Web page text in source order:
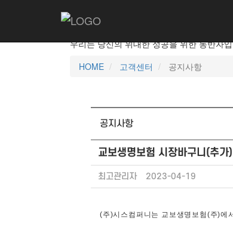
고객센터
우리는 당신의 위대한 성공을 위한 동반자
HOME
고객센터 공지사항
공지사항
교보생명보험 시장바구니(추가
최고관리자 2023-04-19
(주)시스컴퍼니는 교보생명보험(주)에